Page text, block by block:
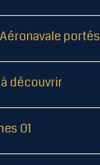
portés
découvrir
01